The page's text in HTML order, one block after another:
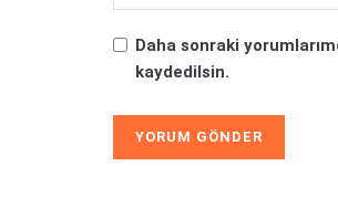
Daha sonraki
kaydedilsin.